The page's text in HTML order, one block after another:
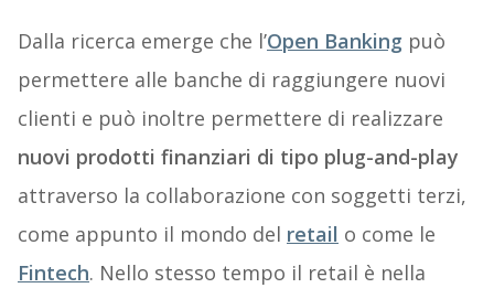
Dalla ricerca emerge che l’Open Banking può
permettere alle banche di raggiungere nuovi
clienti e può inoltre permettere di realizzare
nuovi prodotti finanziari di tipo plug-and-play
attraverso la collaborazione con soggetti terzi,
come appunto il mondo del retail o come le
Fintech. Nello stesso tempo il retail è nella